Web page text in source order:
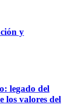
y
legado del
los valores del